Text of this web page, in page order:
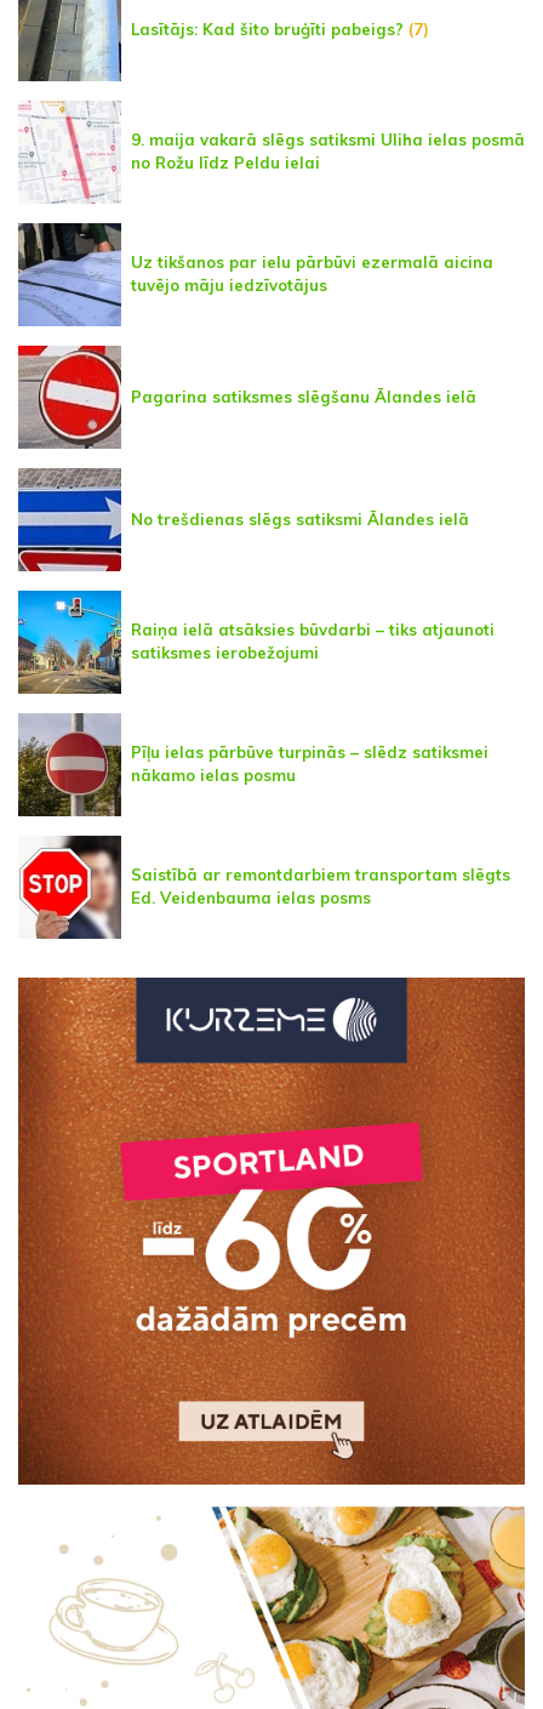
Lasītājs: Kad šito bruģīti pabeigs? (7)
9. maija vakarā slēgs satiksmi Uliha ielas posmā
no Rožu līdz Peldu ielai
Uz tikšanos par ielu pārbūvi ezermalā aicina
tuvējo māju iedzīvotājus
Pagarina satiksmes slēgšanu Ālandes ielā
No trešdienas slēgs satiksmi Ālandes ielā
Raiņa ielā atsāksies būvdarbi – tiks atjaunoti
satiksmes ierobežojumi
Pīļu ielas pārbūve turpinās – slēdz satiksmei
nākamo ielas posmu
Saistībā ar remontdarbiem transportam slēgts
Ed. Veidenbauma ielas posms